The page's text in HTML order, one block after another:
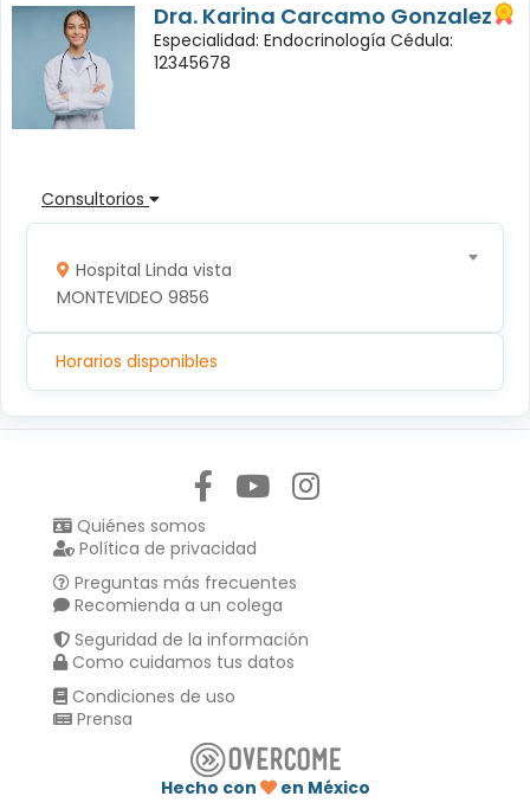
Dra. Karina Carcamo Gonzalez
Especialidad: Endocrinología Cédula:
12345678
Consultorios
Hospital Linda vista
MONTEVIDEO 9856
Horarios disponibles
Quiénes somos
Política de privacidad
Preguntas más frecuentes
Recomienda a un colega
Seguridad de la información
Como cuidamos tus datos
Condiciones de uso
Prensa
Hecho con
en México